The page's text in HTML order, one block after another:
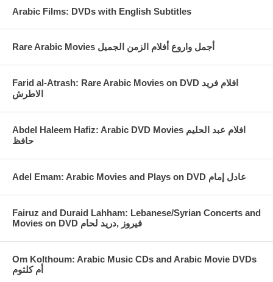
Arabic Films: DVDs with English Subtitles
Rare Arabic Movies أجمل واروع أفلام الزمن الجميل
Farid al-Atrash: Rare Arabic Movies on DVD افلام فريد
الاطرش
Abdel Haleem Hafiz: Arabic DVD Movies افلام عبد الحليم
حافظ
Fairuz and Duraid Lahham: Lebanese/Syrian Concerts and
Movies on DVD فيروز ,دريد لحام
Om Kolthoum: Arabic Music CDs and Arabic Movie DVDs
أم كلثوم